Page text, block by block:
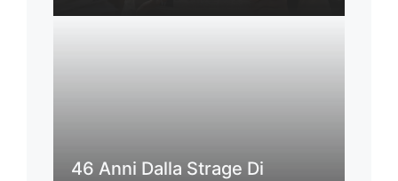
46 Anni Dalla Strage Di